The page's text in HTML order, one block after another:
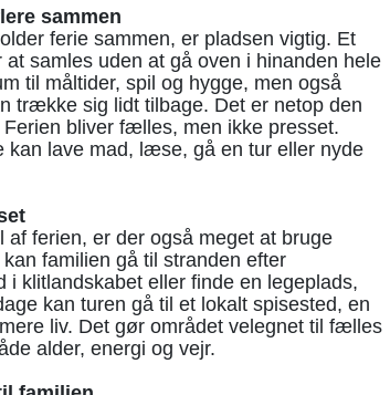
sammen
ferie sammen, er pladsen vigtig. Et
samles uden at gå oven i hinanden hele
til måltider, spil og hygge, men også
trække sig lidt tilbage. Det er netop den
bliver fælles, men ikke presset.
kan lave mad, læse, gå en tur eller nyde
ferien, er der også meget at bruge
familien gå til stranden efter
i klitlandskabet eller finde en legeplads,
kan turen gå til et lokalt spisested, en
liv. Det gør området velegnet til fælles
alder, energi og vejr.